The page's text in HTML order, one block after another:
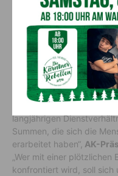
AK-Arbeitsrechtsexperte
Frühzeitig
„Dieser Erfolg zeigt
Rechtsschutz
langjährigen
Summen, die sich die
erarbeitet haben“, AK-
„Wer mit einer plötzlichen
konfrontiert wird, soll sich